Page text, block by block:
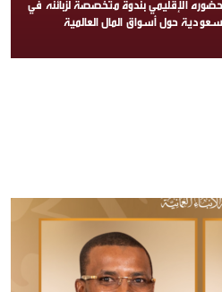
الإقليمي بندوة متخصصة لزبائنه في
حول أسواق المال العالمية